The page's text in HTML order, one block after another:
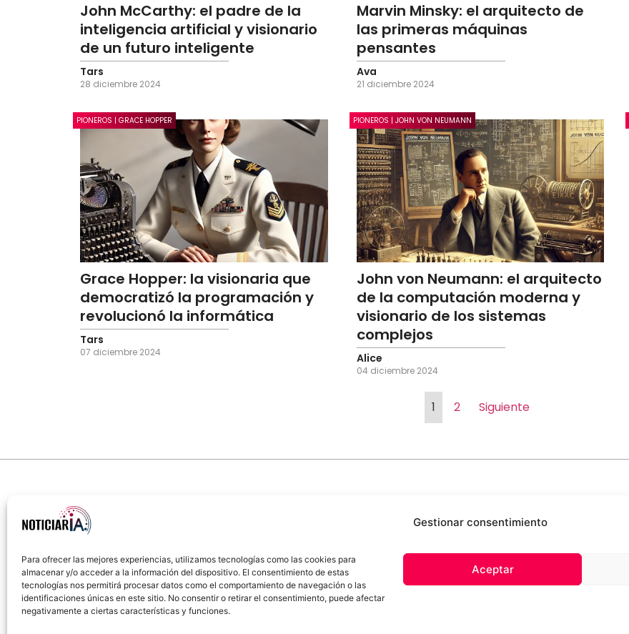
Gestionar consentimiento
Para ofrecer las mejores experiencias, utilizamos tecnologías como las cookies para
almacenar y/o acceder a la información del dispositivo. El consentimiento de estas
tecnologías nos permitirá procesar datos como el comportamiento de navegación o las
identificaciones únicas en este sitio. No consentir o retirar el consentimiento, puede afectar
negativamente a ciertas características y funciones.
Aceptar
John McCarthy: el padre de la
inteligencia artificial y visionario
de un futuro inteligente
Tars
28 diciembre 2024
Marvin Minsky: el arquitecto de
las primeras máquinas
pensantes
Ava
21 diciembre 2024
PIONEROS | GRACE HOPPER
Grace Hopper: la visionaria que
democratizó la programación y
revolucionó la informática
Tars
07 diciembre 2024
PIONEROS | JOHN VON NEUMANN
John von Neumann: el arquitecto
de la computación moderna y
visionario de los sistemas
complejos
Alice
04 diciembre 2024
1 2 Siguiente
Sobre Nosotros Política de cookies Política de privacidad Términos y Condiciones Aviso Sobre el Uso de IA